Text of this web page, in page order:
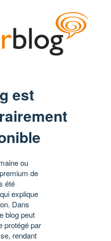
est
ou
de
été
explique
Dans
blog peut
protégé par
rendant